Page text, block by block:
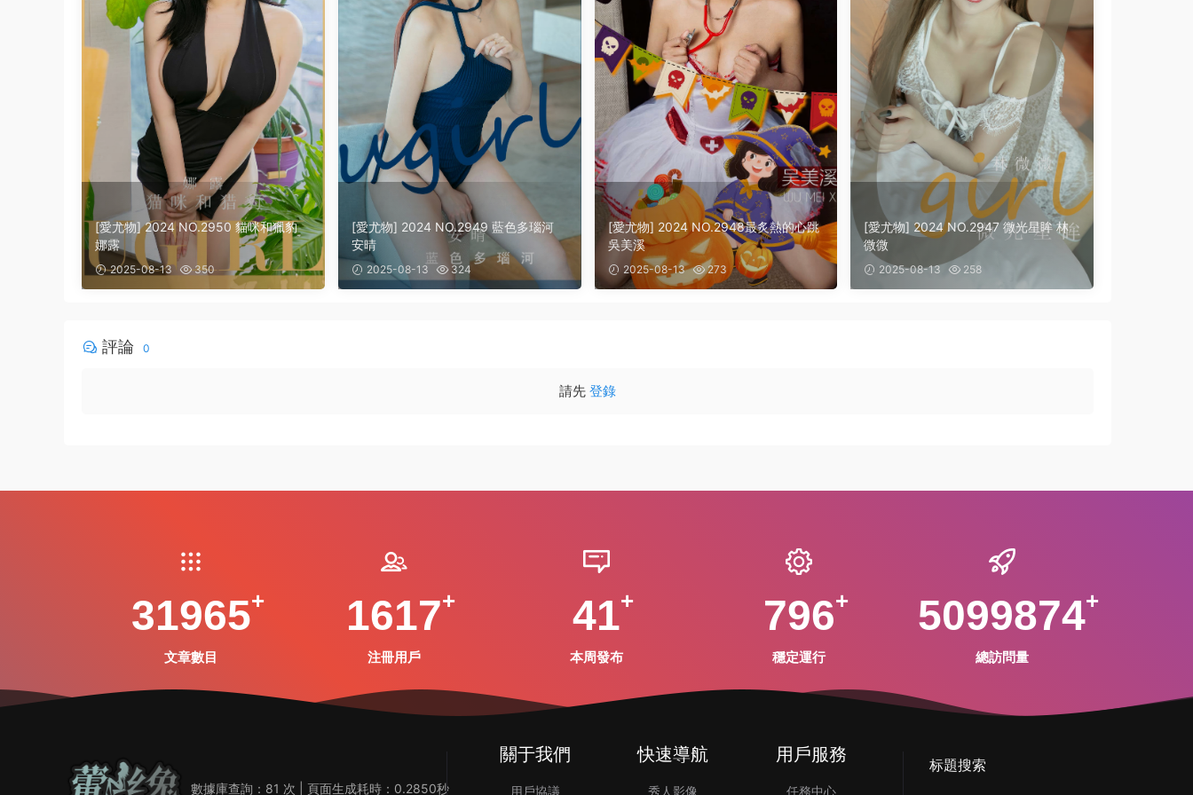
[愛尤物] 2024 NO.2950 貓咪和獵豹
娜露
2025-08-13 350
[愛尤物] 2024 NO.2949 藍色多瑙河
安晴
2025-08-13 324
[愛尤物] 2024 NO.2948最炙熱的心跳
吳美溪
2025-08-13 273
[愛尤物] 2024 NO.2947 微光星眸 林
微微
2025-08-13 258
評論 0
請先 登錄
31965
文章數目
1617
注冊用戶
41
本周發布
796
穩定運行
5099874
總訪問量
數據庫查詢：81 次 | 頁面生成耗時：0.2850秒
關于我們
用戶協議
快速導航
秀人影像
用戶服務
任務中心
标題搜索